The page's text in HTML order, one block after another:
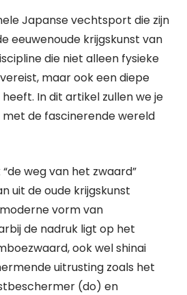
Japanse vechtsport die zijn
eeuwenoude krijgskunst van
die niet alleen fysieke
maar ook een diepe
In dit artikel zullen we je
de fascinerende wereld
weg van het zwaard”
​​uit de oude krijgskunst
vorm van
de nadruk ligt op het
ook wel shinai
uitrusting zoals het
(do) en